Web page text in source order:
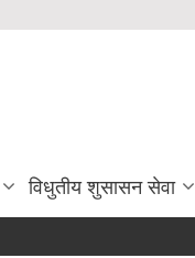
विधुतीय शुसासन सेवा